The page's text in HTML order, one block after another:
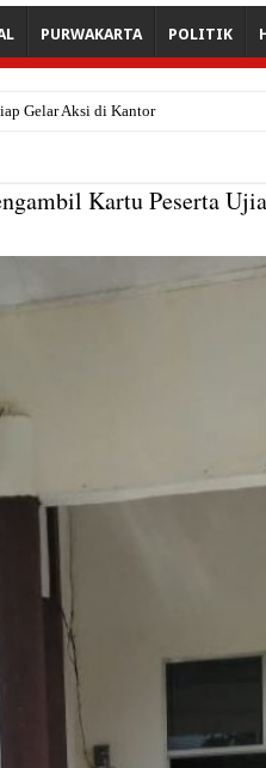
PURWAKARTA POLITIK
Gelar Aksi di Kantor Pemkab, Soroti
Kartu Peserta